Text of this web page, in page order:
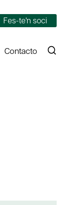
Fes-te'n soci
Contacto